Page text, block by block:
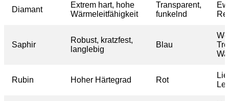
Diamant
Extrem hart, hohe
Wärmeleitfähigkeit
Transparent,
funkelnd
Saphir
Robust, kratzfest,
langlebig
Blau
Rubin Hoher Härtegrad Rot